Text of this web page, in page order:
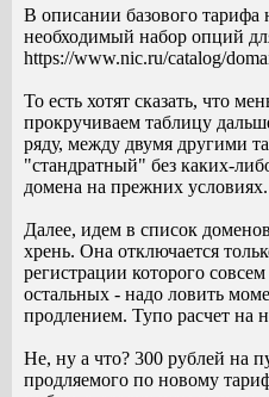
В описании базового
необходимый набор опций
https://www.nic.ru/catalog/
То есть хотят сказать, что
прокручиваем таблицу
ряду, между двумя другими
"стандратный" без каких-
домена на прежних условиях.
Далее, идем в список
хрень. Она отключается
регистрации которого
остальных - надо ловить
продлением. Тупо расчет на
Не, ну а что? 300 рублей на
продляемого по новому